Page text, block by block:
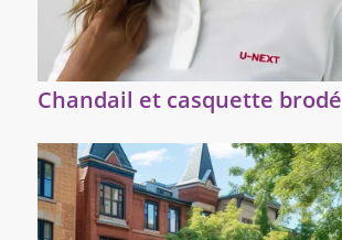
Chandail et casquette brodé